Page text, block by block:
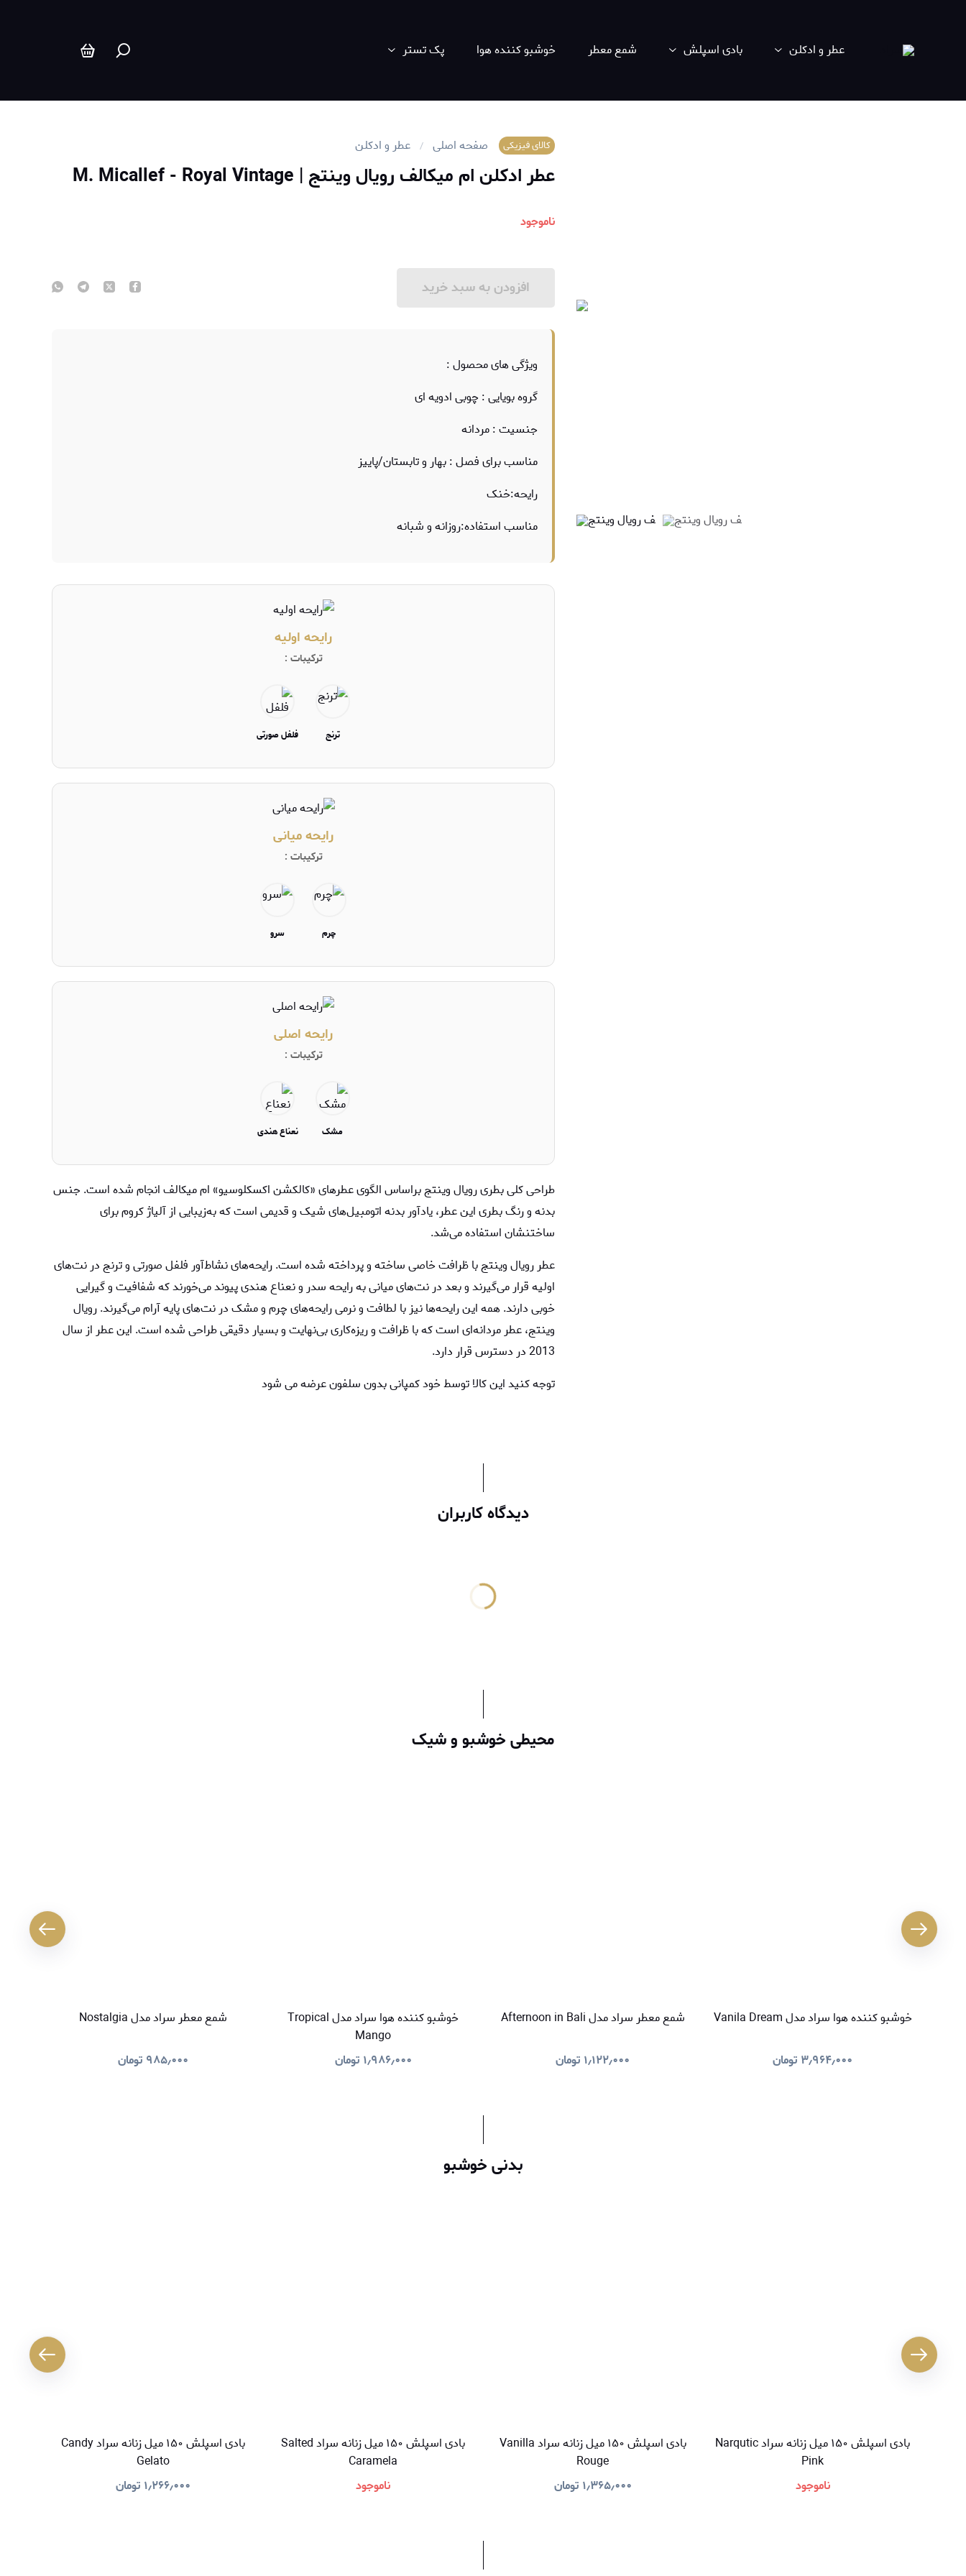
عطر و ادکلن بادی اسپلش شمع معطر خوشبو کننده هوا پک تستر
کالای فیزیکی صفحه اصلی عطر و ادکلن
عطر ادکلن ام میکالف رویال وینتج | M. Micallef - Royal Vintage
ناموجود
افزودن به سبد خرید
ویژگی های محصول :
گروه بویایی : چوبی ادویه ای
جنسیت : مردانه
مناسب برای فصل : بهار و تابستان/پاییز
رایحه:خنک
مناسب استفاده:روزانه و شبانه
رایحه اولیه
ترکیبات :
ترنج فلفل صورتی
رایحه میانی
ترکیبات :
چرم سرو
رایحه اصلی
ترکیبات :
مشک نعناع هندی
طراحی کلی بطری رویال وینتج براساس الگوی عطرهای «کالکشن اکسکلوسیو» ام میکالف انجام شده است. جنس
بدنه و رنگ بطری این عطر، یادآور بدنه‌ اتومبیل‌های شیک و قدیمی است که به‌زیبایی از آلیاژ کروم برای
ساختنشان استفاده می‌شد.
عطر رویال وینتج با ظرافت خاصی ساخته و پرداخته شده است. رایحه‌های نشاط‌آور فلفل صورتی و ترنج در نت‌های
اولیه قرار می‌گیرند و بعد در نت‌های میانی به رایحه سدر و نعناع هندی پیوند می‌خورند که شفافیت و گیرایی
خوبی دارند. همه این رایحه‌ها نیز با لطافت و نرمی رایحه‌های چرم و مشک در نت‌های پایه آرام‌ می‌گیرند. رویال
وینتج، عطر مردانه‌ای است که با ظرافت و ریزه‌کاری بی‌نهایت و بسیار دقیقی طراحی شده است. این عطر از سال
2013 در دسترس قرار دارد.
توجه کنید این کالا توسط خود کمپانی بدون سلفون عرضه می شود
دیدگاه کاربران
محیطی خوشبو و شیک
خوشبو کننده هوا سراد مدل Vanila Dream
۳٫۹۶۴٫۰۰۰ تومان
شمع معطر سراد مدل Afternoon in Bali
۱٫۱۲۲٫۰۰۰ تومان
خوشبو کننده هوا سراد مدل Tropical
Mango
۱٫۹۸۶٫۰۰۰ تومان
شمع معطر سراد مدل Nostalgia
۹۸۵٫۰۰۰ تومان
بدنی خوشبو
بادی اسپلش ۱۵۰ میل زنانه سراد Narqutic
Pink
ناموجود
بادی اسپلش ۱۵۰ میل زنانه سراد Vanilla
Rouge
۱٫۳۶۵٫۰۰۰ تومان
بادی اسپلش ۱۵۰ میل زنانه سراد Salted
Caramela
ناموجود
بادی اسپلش ۱۵۰ میل زنانه سراد Candy
Gelato
۱٫۲۶۶٫۰۰۰ تومان